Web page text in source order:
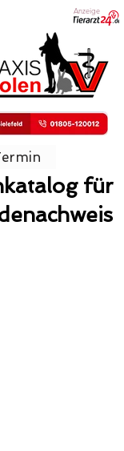
Anzeige
für